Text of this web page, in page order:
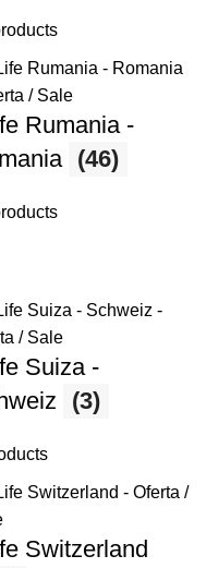
Rumania -
(46)
Suiza -
(3)
Switzerland